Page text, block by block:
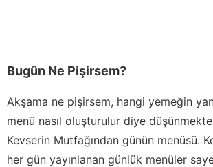
Bugün Ne Pişirsem?
Akşama ne pişirsem, hangi yemeğin
menü nasıl oluşturulur diye
Kevserin Mutfağından günün menüsü.
her gün yayınlanan günlük menüler